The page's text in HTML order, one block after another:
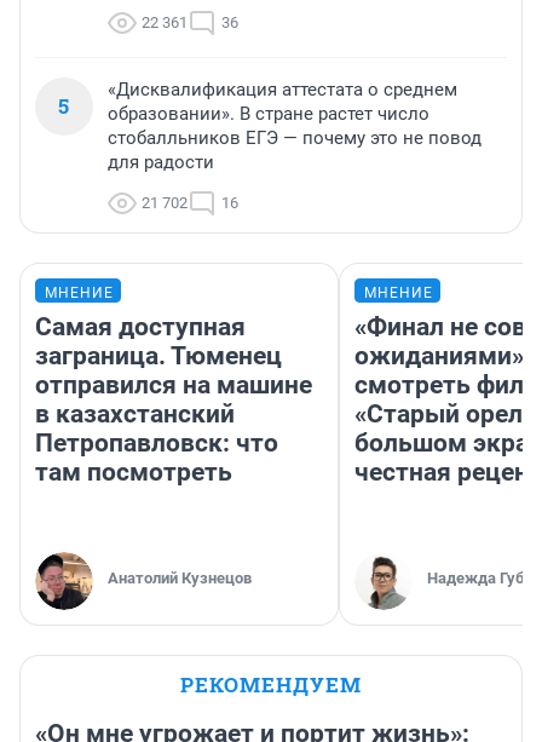
22 361 36
5
«Дисквалификация аттестата о среднем
образовании». В стране растет число
стобалльников ЕГЭ — почему это не повод
для радости
21 702 16
МНЕНИЕ
Самая доступная
заграница. Тюменец
отправился на машине
в казахстанский
Петропавловск: что
там посмотреть
Анатолий Кузнецов
МНЕНИЕ
«Финал не
ожиданиями»:
смотреть
«Старый орел»
большом
честная
Надежда
РЕКОМЕНДУЕМ
«Он мне угрожает и портит жизнь»: